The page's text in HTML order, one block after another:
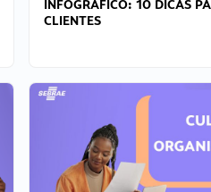
INFOGRÁFICO: 10 DICAS
CLIENTES